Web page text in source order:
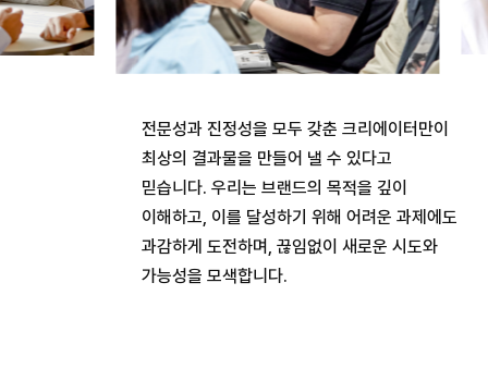
전문성과 진정성을 모두 갖춘 크리에이터만이
최상의 결과물을 만들어 낼 수 있다고
믿습니다. 우리는 브랜드의 목적을 깊이
이해하고, 이를 달성하기 위해 어려운 과제에도
과감하게 도전하며, 끊임없이 새로운 시도와
가능성을 모색합니다.